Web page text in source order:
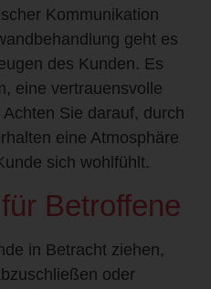
Kommunikation
geht es
des Kunden. Es
eine vertrauensvolle
Sie darauf, durch
eine Atmosphäre
sich wohlfühlt.
Betroffene
in Betracht ziehen,
oder